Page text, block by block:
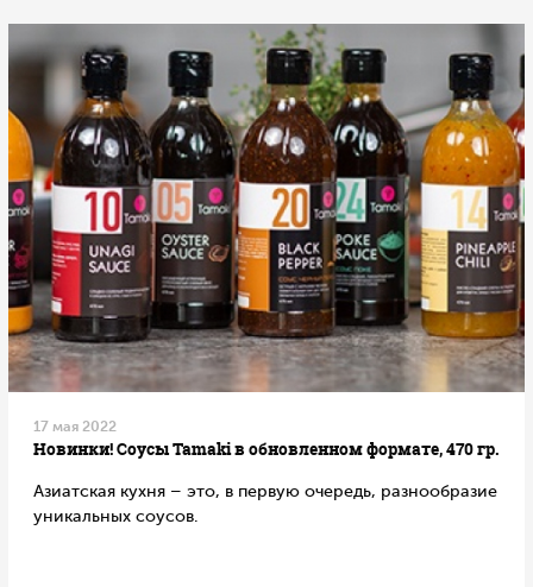
17 мая 2022
Новинки! Соусы Tamaki в обновленном формате, 470 гр.
Азиатская кухня – это, в первую очередь, разнообразие
уникальных соусов.